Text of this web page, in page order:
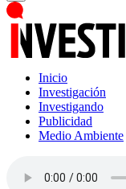
Inicio
Investigación
Investigando
Publicidad
Medio Ambiente